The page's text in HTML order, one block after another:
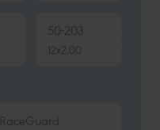
50-203
12x2.00
RaceGuard